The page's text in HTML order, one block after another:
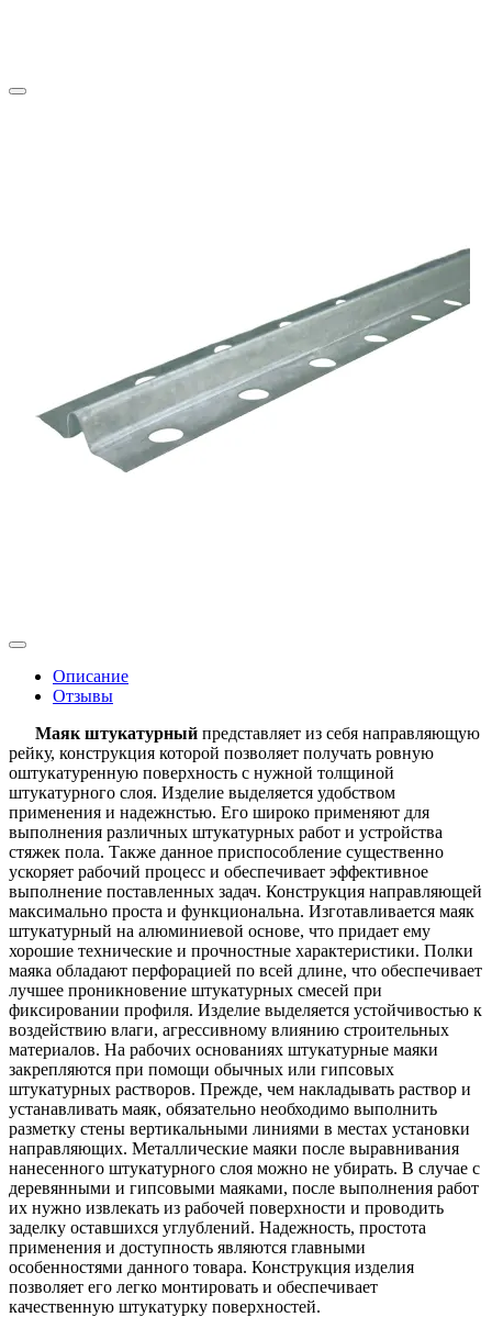
Описание
Отзывы
Маяк штукатурный представляет из себя направляющую
рейку, конструкция которой позволяет получать ровную
оштукатуренную поверхность с нужной толщиной
штукатурного слоя. Изделие выделяется удобством
применения и надежнстью. Его широко применяют для
выполнения различных штукатурных работ и устройства
стяжек пола. Также данное приспособление существенно
ускоряет рабочий процесс и обеспечивает эффективное
выполнение поставленных задач. Конструкция направляющей
максимально проста и функциональна. Изготавливается маяк
штукатурный на алюминиевой основе, что придает ему
хорошие технические и прочностные характеристики. Полки
маяка обладают перфорацией по всей длине, что обеспечивает
лучшее проникновение штукатурных смесей при
фиксировании профиля. Изделие выделяется устойчивостью к
воздействию влаги, агрессивному влиянию строительных
материалов. На рабочих основаниях штукатурные маяки
закрепляются при помощи обычных или гипсовых
штукатурных растворов. Прежде, чем накладывать раствор и
устанавливать маяк, обязательно необходимо выполнить
разметку стены вертикальными линиями в местах установки
направляющих. Металлические маяки после выравнивания
нанесенного штукатурного слоя можно не убирать. В случае с
деревянными и гипсовыми маяками, после выполнения работ
их нужно извлекать из рабочей поверхности и проводить
заделку оставшихся углублений. Надежность, простота
применения и доступность являются главными
особенностями данного товара. Конструкция изделия
позволяет его легко монтировать и обеспечивает
качественную штукатурку поверхностей.